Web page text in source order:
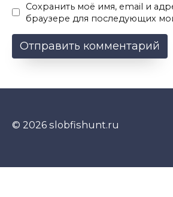
Сохранить моё имя, email и
браузере для последующих
© 2026 slobfishunt.ru